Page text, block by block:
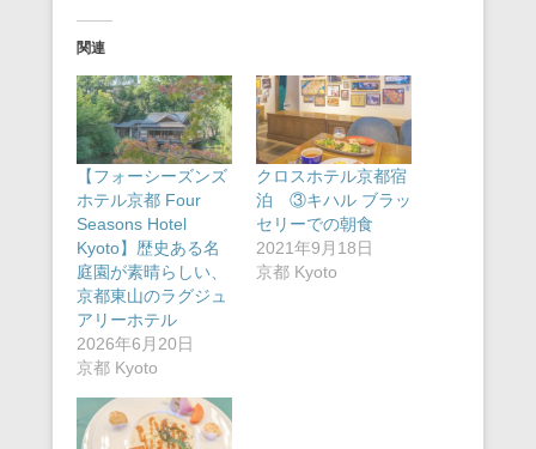
関連
【フォーシーズンズ
ホテル京都 Four
Seasons Hotel
Kyoto】歴史ある名
庭園が素晴らしい、
京都東山のラグジュ
アリーホテル
2026年6月20日
京都 Kyoto
クロスホテル京都宿
泊 ③キハル ブラッ
セリーでの朝食
2021年9月18日
京都 Kyoto